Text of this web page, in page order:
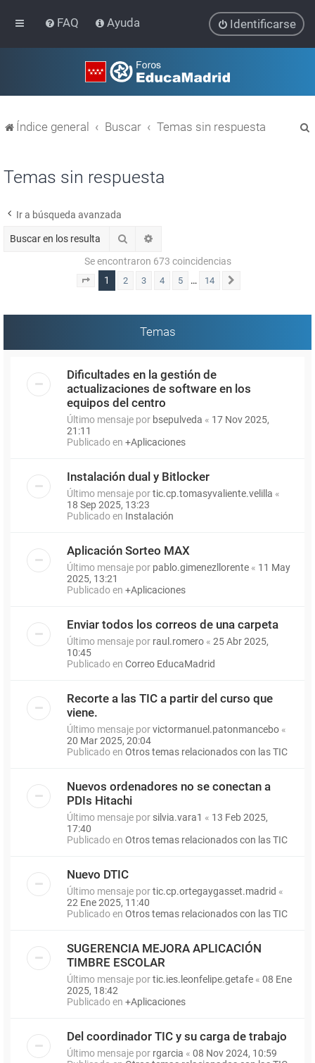
FAQ Ayuda Identificarse
Índice general Buscar Temas sin respuesta
Temas sin respuesta
Ir a búsqueda avanzada
Buscar
Se encontraron 673 coincidencias
Página 1de 14
1 2 3 4 5 … 14
Temas
Dificultades en la gestión de
actualizaciones de software en los
equipos del centro
Último mensaje por bsepulveda « 17 Nov 2025,
21:11
Publicado en +Aplicaciones
Instalación dual y Bitlocker
Último mensaje portic.cp.tomasyvaliente.velilla «
18 Sep 2025, 13:23
Publicado en Instalación
Aplicación Sorteo MAX
Último mensaje por pablo.gimenezllorente « 11 May
2025, 13:21
Publicado en +Aplicaciones
Enviar todos los correos de una carpeta
Último mensaje por raul.romero « 25 Abr 2025,
10:45
Publicado en Correo EducaMadrid
Recorte a las TIC a partir del curso que
viene.
Último mensaje porvictormanuel.patonmancebo «
20 Mar 2025, 20:04
Publicado en Otros temas relacionados con las TIC
Nuevos ordenadores no se conectan a
PDIs Hitachi
Último mensaje por silvia.vara1 « 13 Feb 2025,
17:40
Publicado en Otros temas relacionados con las TIC
Nuevo DTIC
Último mensaje portic.cp.ortegaygasset.madrid «
22 Ene 2025, 11:40
Publicado en Otros temas relacionados con las TIC
SUGERENCIA MEJORA APLICACIÓN
TIMBRE ESCOLAR
Último mensaje portic.ies.leonfelipe.getafe « 08 Ene
2025, 18:42
Publicado en +Aplicaciones
Del coordinador TIC y su carga de trabajo
Último mensaje por rgarcia « 08 Nov 2024, 10:59